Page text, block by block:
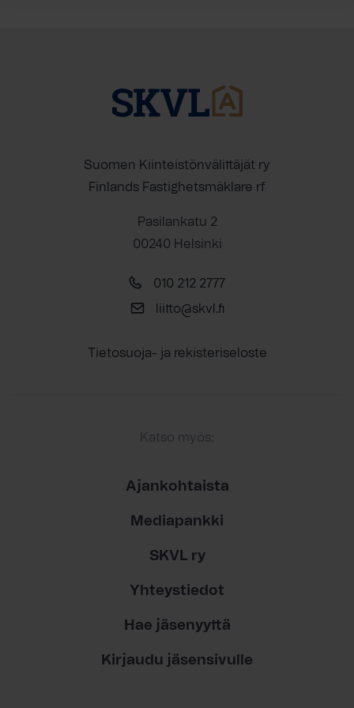
Suomen Kiinteistönvälittäjät ry
Finlands Fastighetsmäklare rf
Pasilankatu 2
00240 Helsinki
010 212 2777
liitto@skvl.fi
Tietosuoja- ja rekisteriseloste
Katso myös:
Ajankohtaista
Mediapankki
SKVL ry
Yhteystiedot
Hae jäsenyyttä
Kirjaudu jäsensivulle